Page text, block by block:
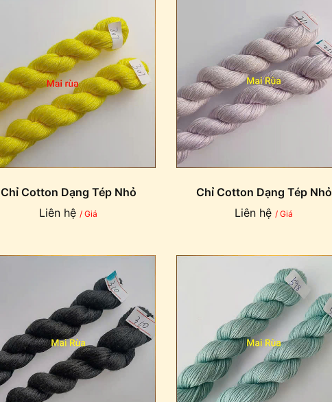
Chỉ Cotton Dạng Tép Nhỏ
Liên hệ / Giá
Chỉ Cotton Dạng Tép Nhỏ
Liên hệ / Giá